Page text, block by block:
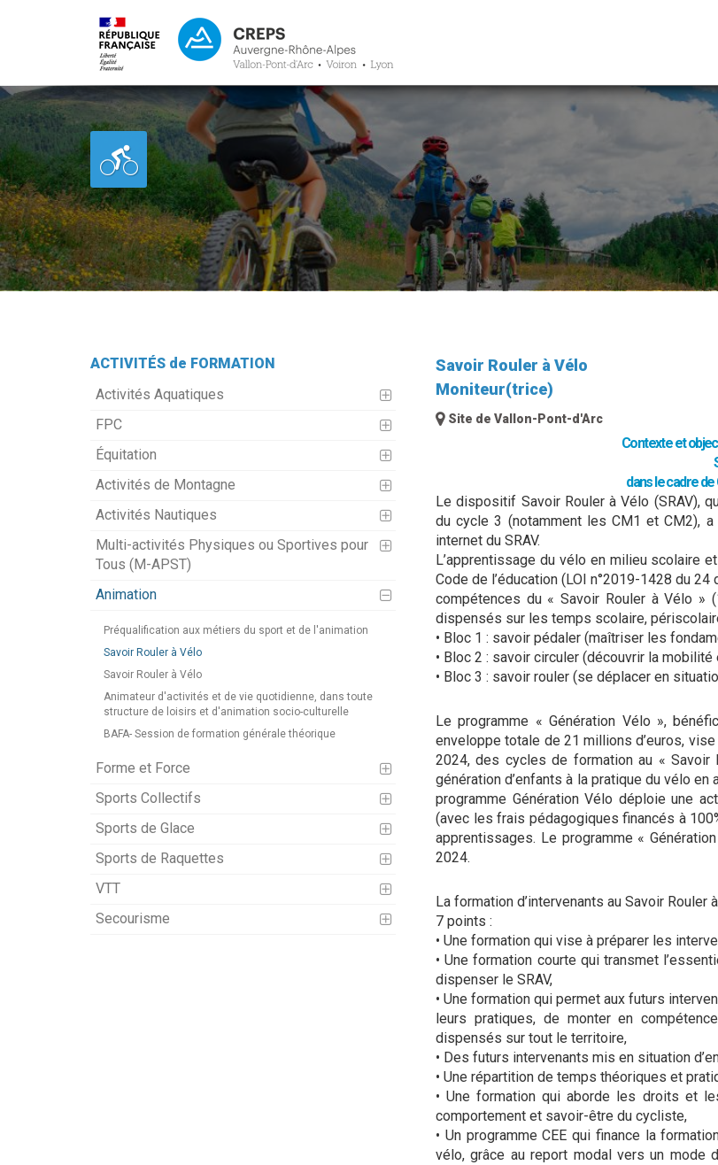
ACTIVITÉS de FORMATION
Activités Aquatiques
FPC
Équitation
Activités de Montagne
Activités Nautiques
Multi-activités Physiques ou Sportives pour
Tous (M-APST)
Animation
Préqualification aux métiers du sport et de l'animation
Savoir Rouler à Vélo
Savoir Rouler à Vélo
Animateur d'activités et de vie quotidienne, dans toute
structure de loisirs et d'animation socio-culturelle
BAFA- Session de formation générale théorique
Forme et Force
Sports Collectifs
Sports de Glace
Sports de Raquettes
VTT
Secourisme
Savoir Rouler à Vélo
Moniteur(trice)
Site de Vallon-Pont-d'Arc
Contexte et
dans le cadrede
Le dispositif Savoir Rouler à Vélo (SRAV),
du cycle 3 (notamment les CM1 et CM2),
internet du SRAV.
L’apprentissage du vélo en milieu scolaire
Code de l’éducation (LOI n°2019-1428 du
compétences du « Savoir Rouler à Vélo »
dispensés sur les temps scolaire,
• Bloc 1 : savoir pédaler (maîtriser les
• Bloc 2 : savoir circuler (découvrir la
• Bloc 3 : savoir rouler (se déplacer en
Le programme « Génération Vélo »,
enveloppe totale de 21 millions d’euros,
2024, des cycles de formation au « Savoir
génération d’enfants à la pratique du vélo
programme Génération Vélo déploie une
(avec les frais pédagogiques financés à
apprentissages. Le programme «
2024.
La formation d’intervenants au Savoir
7 points :
• Une formation qui vise à préparer les
• Une formation courte qui transmet
dispenser le SRAV,
• Une formation qui permet aux futurs
leurs pratiques, de monter en
dispensés sur tout le territoire,
• Des futurs intervenants mis en situation
• Une répartition de temps théoriques et
• Une formation qui aborde les droits et
comportement et savoir-être du cycliste,
• Un programme CEE qui finance la
vélo, grâce au report modal vers un mode